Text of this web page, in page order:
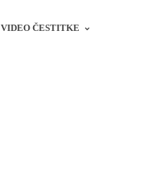
VIDEO ČESTITKE